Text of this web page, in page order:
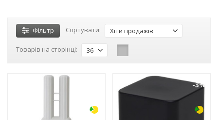
Фільтр Сортувати: Хіти продажів
Товарів на сторінці: 36
-3%